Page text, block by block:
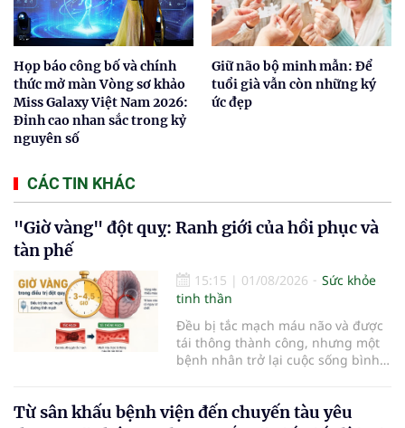
Họp báo công bố và chính
thức mở màn Vòng sơ khảo
Miss Galaxy Việt Nam 2026:
Đỉnh cao nhan sắc trong kỷ
nguyên số
Giữ não bộ minh mẫn: Để
tuổi già vẫn còn những ký
ức đẹp
CÁC TIN KHÁC
"Giờ vàng" đột quỵ: Ranh giới của hồi phục và
tàn phế
15:15 | 01/08/2026
Sức khỏe
tinh thần
Đều bị tắc mạch máu não và được
tái thông thành công, nhưng một
bệnh nhân trở lại cuộc sống bình
trường hợp tại Bệnh viện Đại học Y
Từ sân khấu bệnh viện đến chuyến tàu yêu